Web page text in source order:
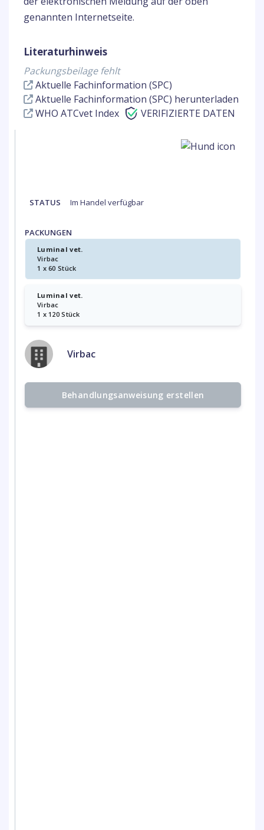
genannten Internetseite.
Literaturhinweis
Packungsbeilage fehlt
Aktuelle Fachinformation (SPC)
Aktuelle Fachinformation (SPC) herunterladen
WHO ATCvet Index
VERIFIZIERTE DATEN
STATUS Im Handel verfügbar
PACKUNGEN
Luminal vet.
Virbac
1 x 60 Stück
Luminal vet.
Virbac
1 x 120 Stück
Virbac
Behandlungsanweisung erstellen